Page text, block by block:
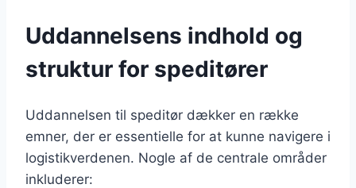
Uddannelsens indhold og
struktur for speditører
Uddannelsen til speditør dækker en række
emner, der er essentielle for at kunne navigere i
logistikverdenen. Nogle af de centrale områder
inkluderer: